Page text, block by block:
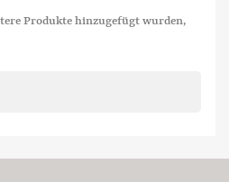
Produkte hinzugefügt wurden,